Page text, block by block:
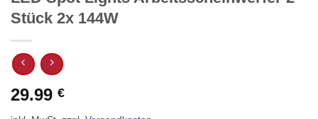
Stück 2x 144W
29.99 €